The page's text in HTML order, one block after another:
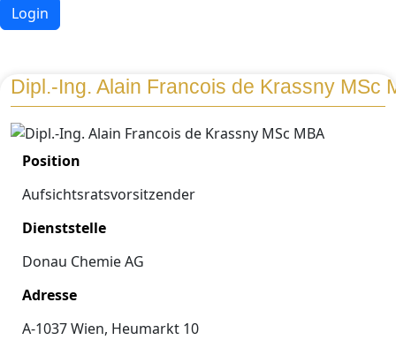
Login
Dipl.-Ing. Alain Francois de Krassny MSc
Position
Aufsichtsratsvorsitzender
Dienststelle
Donau Chemie AG
Adresse
A-1037 Wien, Heumarkt 10